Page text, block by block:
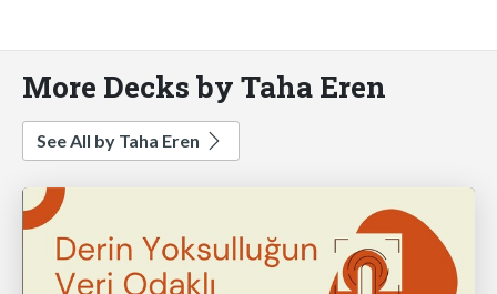
More Decks by Taha Eren
See All by Taha Eren